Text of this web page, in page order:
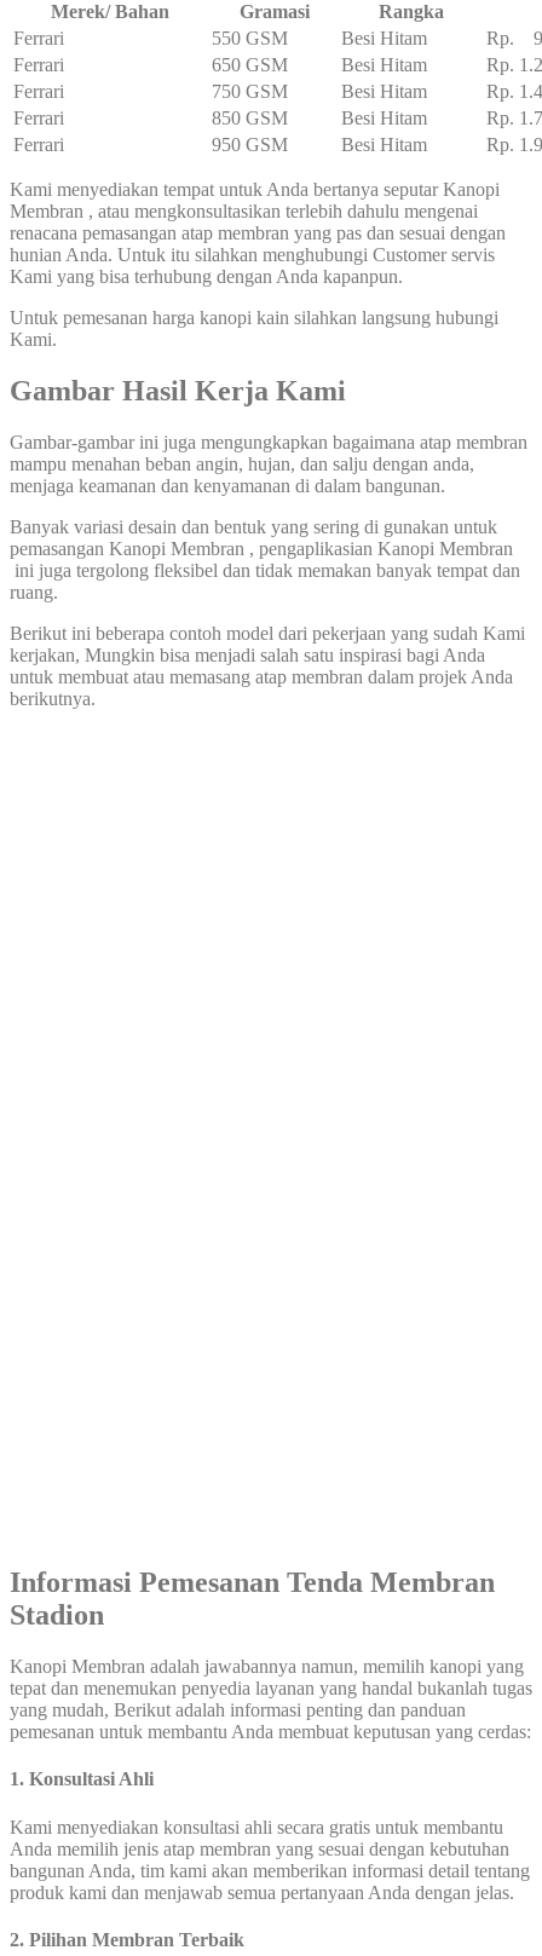
Merek/ Bahan Gramasi
Rangka
Ferrari
550 GSM Besi Hitam
Rp.
Ferrari
650 GSM Besi Hitam
Rp.
Ferrari
750 GSM Besi Hitam
Rp.
Ferrari
850 GSM Besi Hitam
Rp.
Ferrari
950 GSM Besi Hitam Rp.
Kami menyediakan tempat untuk Anda bertanya seputar Kanopi
Membran , atau mengkonsultasikan terlebih dahulu mengenai
renacana pemasangan atap membran yang pas dan sesuai dengan
hunian Anda. Untuk itu silahkan menghubungi Customer servis
Kami yang bisa terhubung dengan Anda kapanpun.
Untuk pemesanan harga kanopi kain silahkan langsung hubungi
Kami.
Gambar Hasil Kerja Kami
Gambar-gambar ini juga mengungkapkan bagaimana atap membran
mampu menahan beban angin, hujan, dan salju dengan anda,
menjaga keamanan dan kenyamanan di dalam bangunan.
Banyak variasi desain dan bentuk yang sering di gunakan untuk
pemasangan Kanopi Membran , pengaplikasian Kanopi Membran
ini juga tergolong fleksibel dan tidak memakan banyak tempat dan
ruang.
Berikut ini beberapa contoh model dari pekerjaan yang sudah Kami
kerjakan, Mungkin bisa menjadi salah satu inspirasi bagi Anda
untuk membuat atau memasang atap membran dalam projek Anda
berikutnya.
Informasi Pemesanan Tenda Membran
Stadion
Kanopi Membran adalah jawabannya namun, memilih kanopi yang
tepat dan menemukan penyedia layanan yang handal bukanlah tugas
yang mudah, Berikut adalah informasi penting dan panduan
pemesanan untuk membantu Anda membuat keputusan yang cerdas:
1. Konsultasi Ahli
Kami menyediakan konsultasi ahli secara gratis untuk membantu
Anda memilih jenis atap membran yang sesuai dengan kebutuhan
bangunan Anda, tim kami akan memberikan informasi detail tentang
produk kami dan menjawab semua pertanyaan Anda dengan jelas.
2. Pilihan Membran Terbaik